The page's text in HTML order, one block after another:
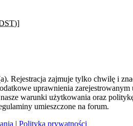
]
Rejestracja zajmuje tylko chwilę i
uprawnienia
warunki użytkowania oraz
umieszczone na forum.
| Polityka prywatności